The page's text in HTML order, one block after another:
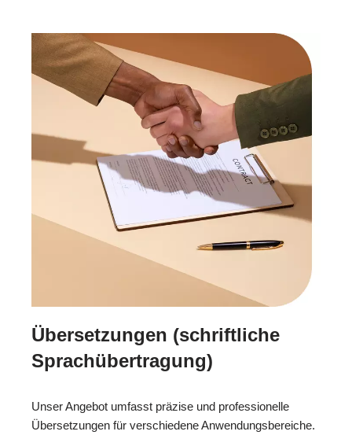
Übersetzungen (schriftliche
Sprachübertragung)
Unser Angebot umfasst präzise und professionelle
Übersetzungen für verschiedene Anwendungsbereiche.